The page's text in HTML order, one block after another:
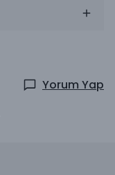
Yorum Yap